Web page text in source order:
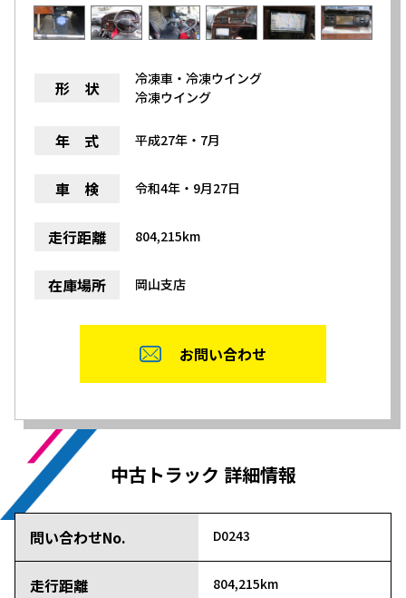
形 状
冷凍車・冷凍ウイング
冷凍ウイング
年 式 平成27年・7月
車 検 令和4年・9月27日
走行距離 804,215km
在庫場所 岡山支店
お問い合わせ
中古トラック 詳細情報
問い合わせNo. D0243
走行距離 804,215km